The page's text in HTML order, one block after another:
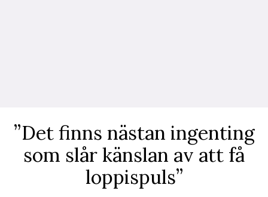
”Det finns nästan ingenting
som slår känslan av att få
loppispuls”